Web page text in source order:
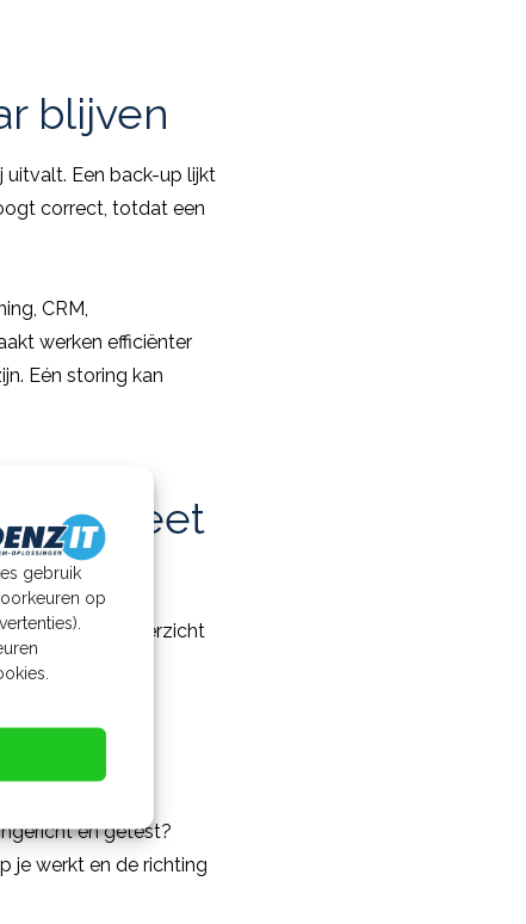
gebruik
op
blijven
Een back-up lijkt
correct, totdat een
CRM,
werken efficiënter
Eén storing kan
concreet
Het doel is overzicht
hebben.
en getest?
je werkt en de richting